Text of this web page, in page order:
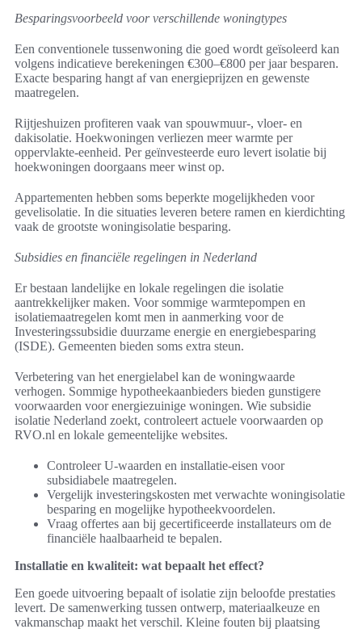
Besparingsvoorbeeld voor verschillende woningtypes
Een conventionele tussenwoning die goed wordt geïsoleerd kan
volgens indicatieve berekeningen €300–€800 per jaar besparen.
Exacte besparing hangt af van energieprijzen en gewenste
maatregelen.
Rijtjeshuizen profiteren vaak van spouwmuur-, vloer- en
dakisolatie. Hoekwoningen verliezen meer warmte per
oppervlakte-eenheid. Per geïnvesteerde euro levert isolatie bij
hoekwoningen doorgaans meer winst op.
Appartementen hebben soms beperkte mogelijkheden voor
gevelisolatie. In die situaties leveren betere ramen en kierdichting
vaak de grootste woningisolatie besparing.
Subsidies en financiële regelingen in Nederland
Er bestaan landelijke en lokale regelingen die isolatie
aantrekkelijker maken. Voor sommige warmtepompen en
isolatiemaatregelen komt men in aanmerking voor de
Investeringssubsidie duurzame energie en energiebesparing
(ISDE). Gemeenten bieden soms extra steun.
Verbetering van het energielabel kan de woningwaarde
verhogen. Sommige hypotheekaanbieders bieden gunstigere
voorwaarden voor energiezuinige woningen. Wie subsidie
isolatie Nederland zoekt, controleert actuele voorwaarden op
RVO.nl en lokale gemeentelijke websites.
Controleer U-waarden en installatie-eisen voor
subsidiabele maatregelen.
Vergelijk investeringskosten met verwachte woningisolatie
besparing en mogelijke hypotheekvoordelen.
Vraag offertes aan bij gecertificeerde installateurs om de
financiële haalbaarheid te bepalen.
Installatie en kwaliteit: wat bepaalt het effect?
Een goede uitvoering bepaalt of isolatie zijn beloofde prestaties
levert. De samenwerking tussen ontwerp, materiaalkeuze en
vakmanschap maakt het verschil. Kleine fouten bij plaatsing